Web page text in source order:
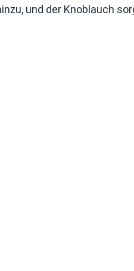
und der Knoblauch